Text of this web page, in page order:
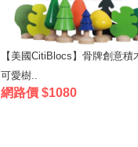
【美國CitiBlocs】骨牌創意積
可愛樹..
網路價 $1080